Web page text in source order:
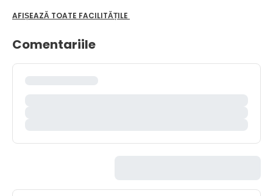
AFIȘEAZĂ TOATE FACILITĂȚILE
Comentariile